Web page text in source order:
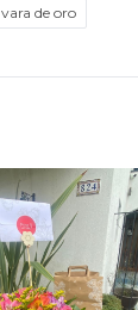
vara de oro